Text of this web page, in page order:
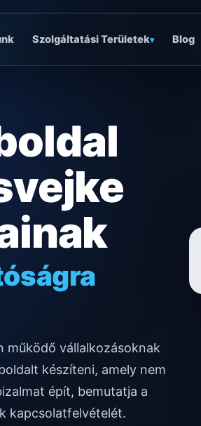
Szolgáltatási Területek▾ Blog
működő vállalkozásoknak
készíteni, amely nem
épít, bemutatja a
kapcsolatfelvételét.